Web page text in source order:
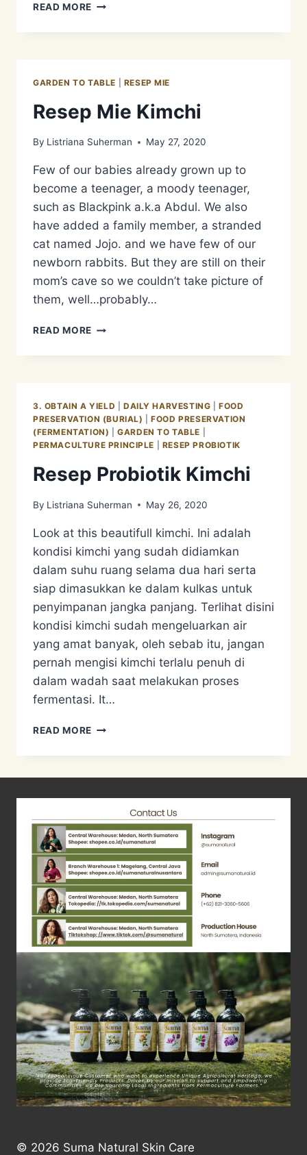
READ MORE
KAYA
GARDEN TO TABLE RESEP MIE
Resep Mie Kimchi
By Listriana Suherman May 27, 2020
Few of our babies already grown up to
become a teenager, a moody teenager,
such as Blackpink a.k.a Abdul. We also
have added a family member, a stranded
cat named Jojo. and we have few of our
newborn rabbits. But they are still on their
mom’s cave so we couldn’t take picture of
them, well…probably…
READ MORE RESEP
KIMCHI
3. OBTAIN A YIELD DAILY HARVESTING |FOOD
PRESERVATION (BURIAL) |FOOD PRESERVATION
(FERMENTATION) |GARDEN TO TABLE
PERMACULTURE PRINCIPLE
RESEP PROBIOTIK
Resep Probiotik Kimchi
By Listriana Suherman May 26, 2020
Look at this beautifull kimchi. Ini adalah
kondisi kimchi yang sudah didiamkan
dalam suhu ruang selama dua hari serta
siap dimasukkan ke dalam kulkas untuk
penyimpanan jangka panjang. Terlihat disini
kondisi kimchi sudah mengeluarkan air
yang amat banyak, oleh sebab itu, jangan
pernah mengisi kimchi terlalu penuh di
dalam wadah saat melakukan proses
fermentasi. It…
READ MORE RESEP
KIMCHI
© 2026 Suma Natural Skin Care